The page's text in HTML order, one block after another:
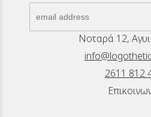
Νοταρά 12,
2611 812